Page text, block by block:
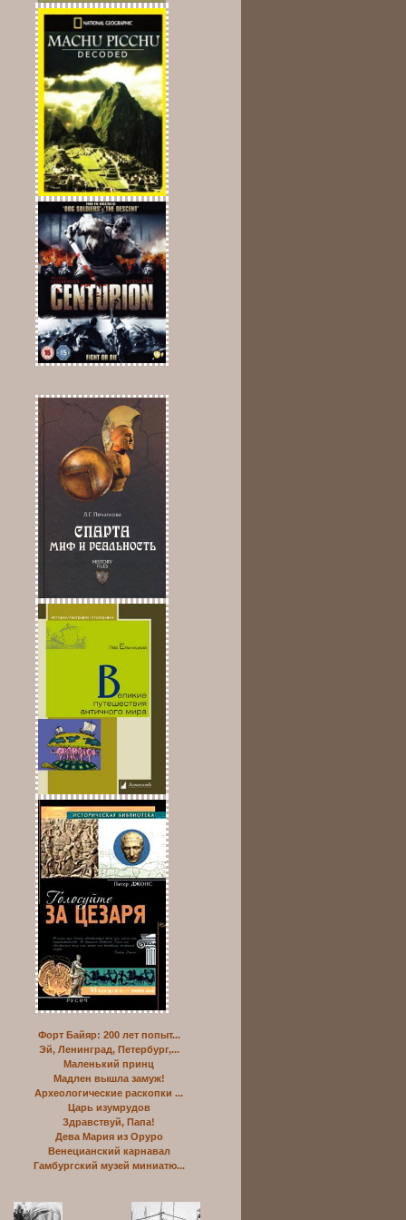
Форт Байяр: 200 лет попыт...
Эй, Ленинград, Петербург,...
Маленький принц
Мадлен вышла замуж!
Археологические раскопки ...
Царь изумрудов
Здравствуй, Папа!
Дева Мария из Оруро
Венецианский карнавал
Гамбургский музей миниатю...